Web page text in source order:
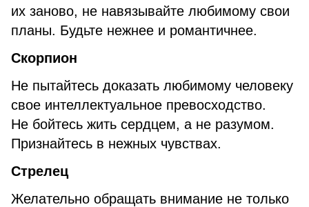
их заново, не навязывайте любимому свои
планы. Будьте нежнее и романтичнее.
Скорпион
Не пытайтесь доказать любимому человеку
свое интеллектуальное превосходство.
Не бойтесь жить сердцем, а не разумом.
Признайтесь в нежных чувствах.
Стрелец
Желательно обращать внимание не только